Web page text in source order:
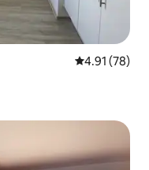
คะแนนเฉลี่ย
4.91 (78)